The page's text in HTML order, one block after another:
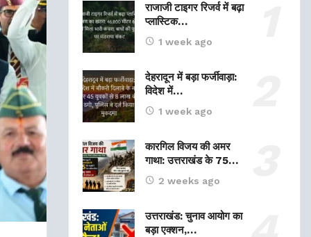
राजाजी टाइगर रिजर्व में बढ़ा
प्लास्टिक…
1 week ago
देहरादून में बड़ा फर्जीवाड़ा:
विदेश में…
1 week ago
कारगिल विजय की अमर
गाथा: उत्तराखंड के 75…
2 weeks ago
उत्तराखंड: चुनाव आयोग का
बड़ा एक्शन,…